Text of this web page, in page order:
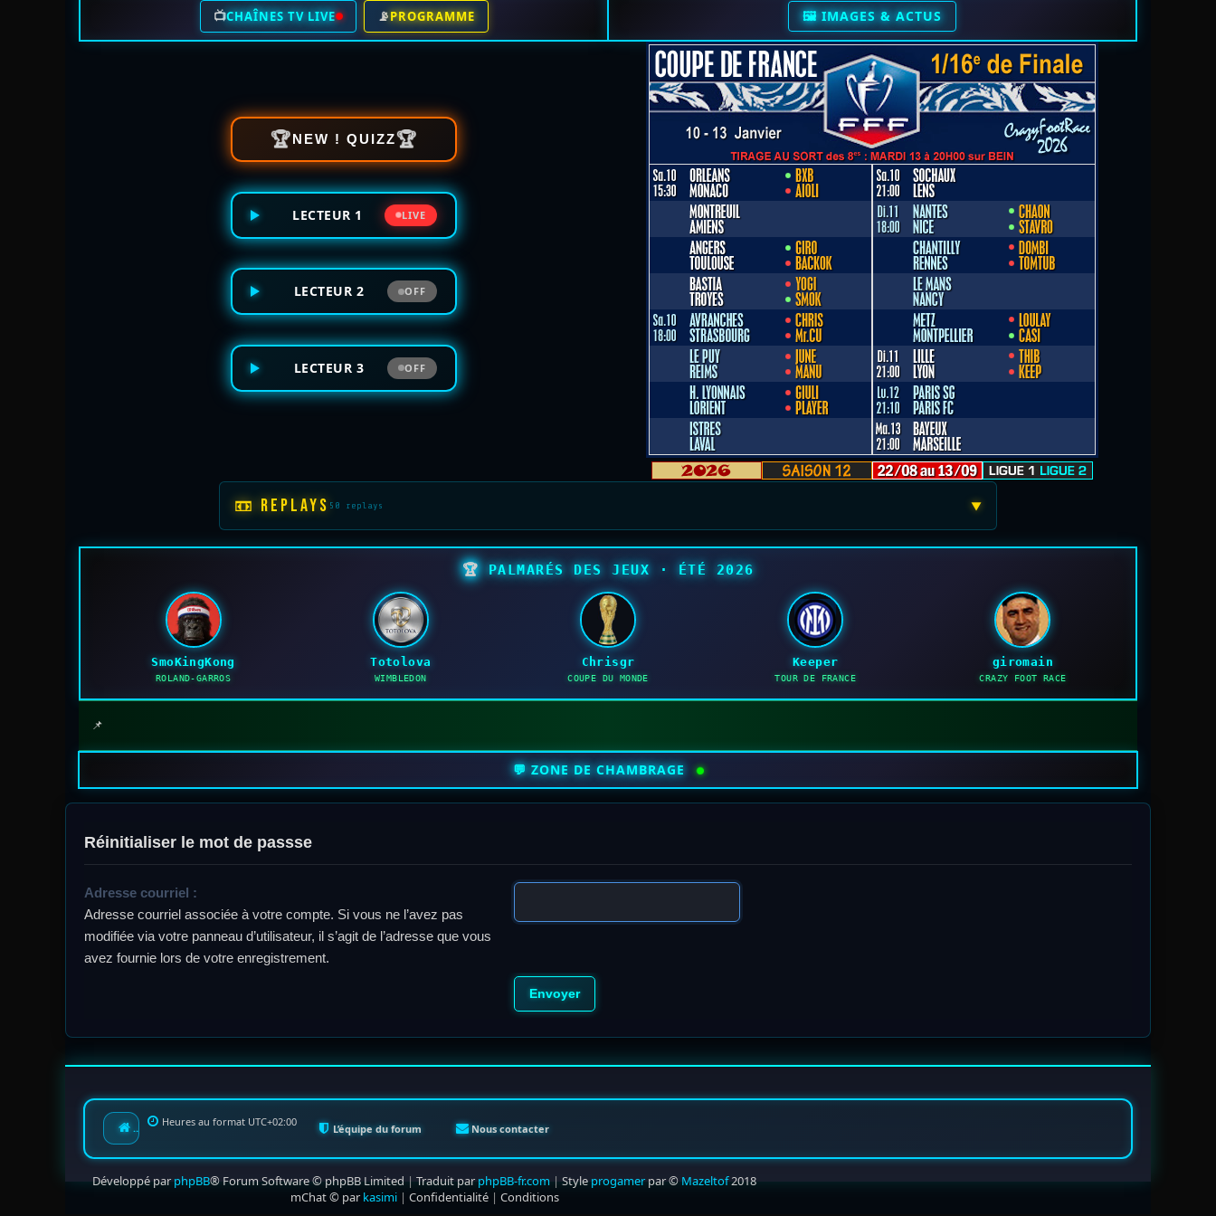
📺CHAÎNES TV LIVE 📡PROGRAMME 🖼️ IMAGES & ACTUS
🏆NEW ! QUIZZ🏆
LECTEUR 1 LIVE
LECTEUR 2 OFF
LECTEUR 3 OFF
📼 REPLAYS 50 replays ▼
🏆 PALMARÉS DES JEUX · ÉTÉ 2026
SmoKingKong
ROLAND-GARROS
Totolova
WIMBLEDON
Chrisgr
COUPE DU MONDE
Keeper
TOUR DE FRANCE
giromain
CRAZY FOOT RACE
📌
💬 ZONE DE CHAMBRAGE
Réinitialiser le mot de passse
Adresse courriel :
Adresse courriel associée à votre compte. Si vous ne l’avez pas
modifiée via votre panneau d’utilisateur, il s’agit de l’adresse que vous
avez fournie lors de votre enregistrement.
Index du forum
Heures au format UTC+02:00
L’équipe du forum Nous contacter
Développé parphpBB® Forum Software © phpBB Limited | Traduit parphpBB-fr.com | Style progamerpar © Mazeltof2018
mChat © par kasimi| Confidentialité| Conditions